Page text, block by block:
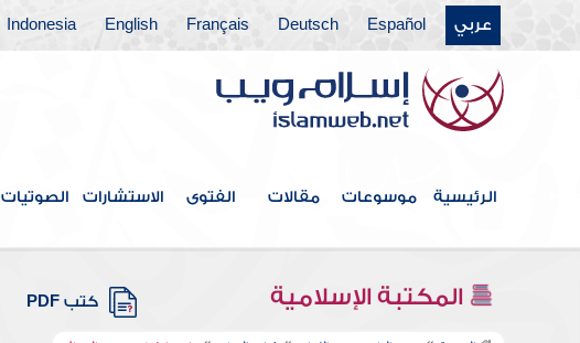
عربي Español
Deutsch
Français
English
Indonesia
الرئيسية موسوعات مقالات الفتوى الاستشارات الصوتيات
المكتبة الإسلامية كتب PDF
فهرس الكتاب
خطبة الكتاب
كتاب الإيمان
كتاب العلم